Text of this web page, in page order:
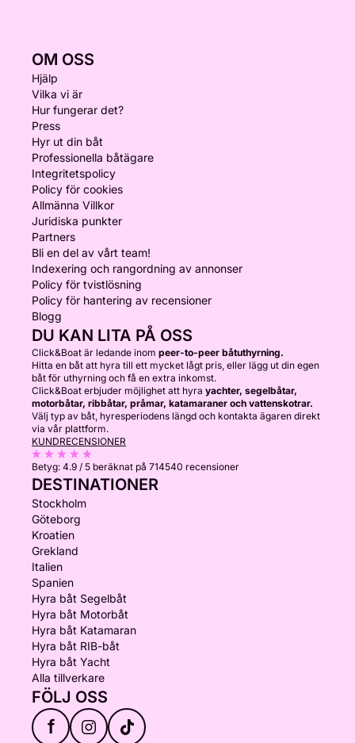
OM OSS
Hjälp
Vilka vi är
Hur fungerar det?
Press
Hyr ut din båt
Professionella båtägare
Integritetspolicy
Policy för cookies
Allmänna Villkor
Juridiska punkter
Partners
Bli en del av vårt team!
Indexering och rangordning av annonser
Policy för tvistlösning
Policy för hantering av recensioner
Blogg
DU KAN LITA PÅ OSS
Click&Boat är ledande inom peer-to-peer båtuthyrning.
Hitta en båt att hyra till ett mycket lågt pris, eller lägg ut din egen
båt för uthyrning och få en extra inkomst.
Click&Boat erbjuder möjlighet att hyra yachter, segelbåtar,
motorbåtar, ribbåtar, pråmar, katamaraner och vattenskotrar.
Välj typ av båt, hyresperiodens längd och kontakta ägaren direkt
via vår plattform.
KUNDRECENSIONER
Betyg: 4.9 / 5 beräknat på 714540 recensioner
DESTINATIONER
Stockholm
Göteborg
Kroatien
Grekland
Italien
Spanien
Hyra båt Segelbåt
Hyra båt Motorbåt
Hyra båt Katamaran
Hyra båt RIB-båt
Hyra båt Yacht
Alla tillverkare
FÖLJ OSS
f